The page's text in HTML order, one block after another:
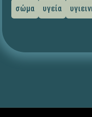
σώμα
υγεία